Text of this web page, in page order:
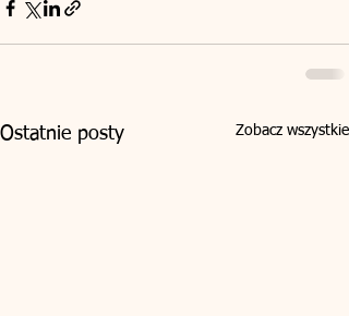
Ostatnie posty Zobacz wszystkie